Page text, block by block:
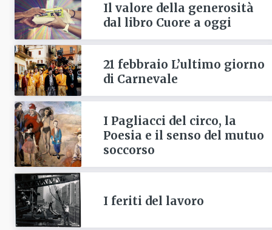
Il valore della generosità
dal libro Cuore a oggi
21 febbraio L’ultimo giorno
di Carnevale
I Pagliacci del circo, la
Poesia e il senso del mutuo
soccorso
I feriti del lavoro